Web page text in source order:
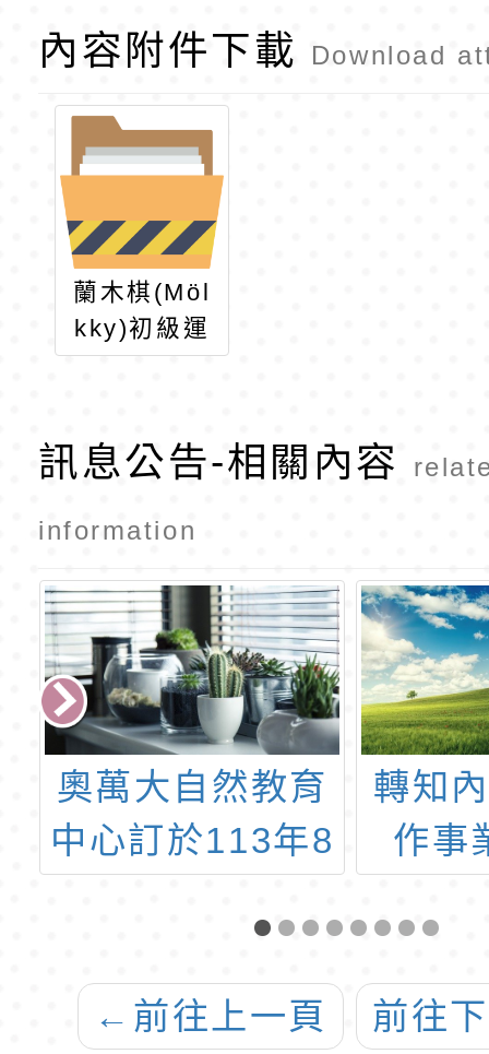
內容附件下載 Download
蘭木棋(Möl
kky)初級運
動指導員研
訊息公告-相關內容
information
轉知內政部「合
作事業影響力
「海
片」
← 前往上一頁 前往